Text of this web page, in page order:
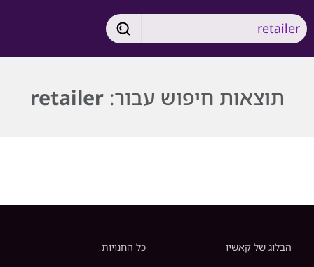
תוצאות חיפוש עבור:retailer
הבלוג של קאשיו כל החנויות